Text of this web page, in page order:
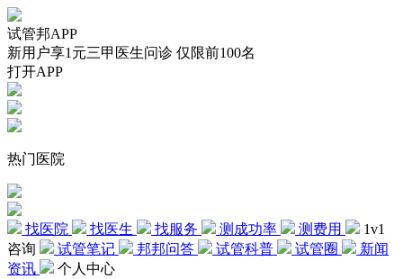
试管邦APP
新用户享1元三甲医生问诊 仅限前100名
打开APP
热门医院
找医院 找医生 找服务 测成功率 测费用
1v1
咨询
试管笔记 邦邦问答 试管科普 试管圈
新闻
资讯
个人中心